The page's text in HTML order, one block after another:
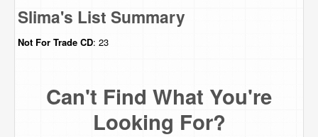
Slima's List Summary
Not For Trade CD: 23
Can't Find What You're
Looking For?